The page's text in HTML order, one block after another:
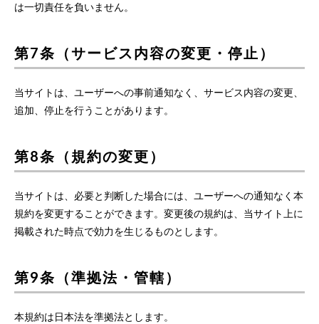
は一切責任を負いません。
第7条（サービス内容の変更・停止）
当サイトは、ユーザーへの事前通知なく、サービス内容の変更、
追加、停止を行うことがあります。
第8条（規約の変更）
当サイトは、必要と判断した場合には、ユーザーへの通知なく本
規約を変更することができます。変更後の規約は、当サイト上に
掲載された時点で効力を生じるものとします。
第9条（準拠法・管轄）
本規約は日本法を準拠法とします。